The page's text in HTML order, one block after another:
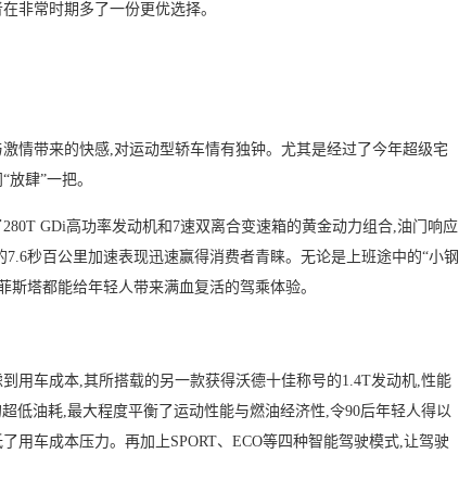
非常时期多了一份更优选择。
情带来的快感,对运动型轿车情有独钟。尤其是经过了今年超级宅
肆”一把。
GDi高功率发动机和7速双离合变速箱的黄金动力组合,油门响应
秒百公里加速表现迅速赢得消费者青睐。无论是上班途中的“小钢
斯塔都能给年轻人带来满血复活的驾乘体验。
用车成本,其所搭载的另一款获得沃德十佳称号的1.4T发动机,性能
低油耗,最大程度平衡了运动性能与燃油经济性,令90后年轻人得以
用车成本压力。再加上SPORT、ECO等四种智能驾驶模式,让驾驶